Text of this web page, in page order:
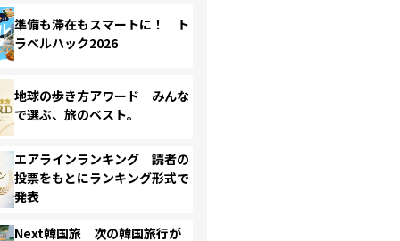
準備も滞在もスマートに！ ト
ラベルハック2026
地球の歩き方アワード みんな
で選ぶ、旅のベスト。
エアラインランキング 読者の
投票をもとにランキング形式で
発表
Next韓国旅 次の韓国旅行が